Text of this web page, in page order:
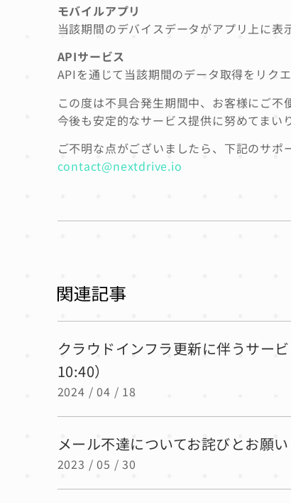
モバイルアプリ
当該期間のデバイスデータがアプリ上に表
APIサービス
APIを通じて当該期間のデータ取得をリク
この度は不具合発生期間中、お客様にご不
今後も安定的なサービス提供に努めてまい
ご不明な点がございましたら、下記のサポ
contact@nextdrive.io
クラウドインフラ更新に伴うサー
10:40）
2024 / 04 / 18
メール不達についてお詫びとお願い
2023 / 05 / 30